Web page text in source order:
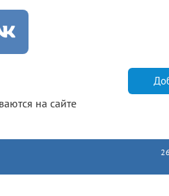
на сайте